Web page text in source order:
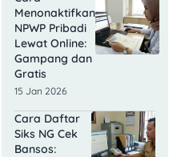
Menonaktifkan
NPWP Pribadi
Lewat Online:
Gampang dan
Gratis
15 Jan 2026
Cara Daftar
Siks NG Cek
Bansos: